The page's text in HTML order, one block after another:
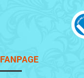
FANPAGE